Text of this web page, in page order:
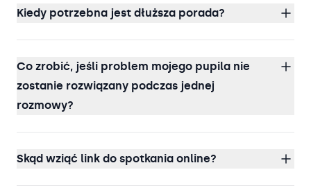
Kiedy potrzebna jest dłuższa porada?
Co zrobić, jeśli problem mojego pupila nie
zostanie rozwiązany podczas jednej
rozmowy?
Skąd wziąć link do spotkania online?